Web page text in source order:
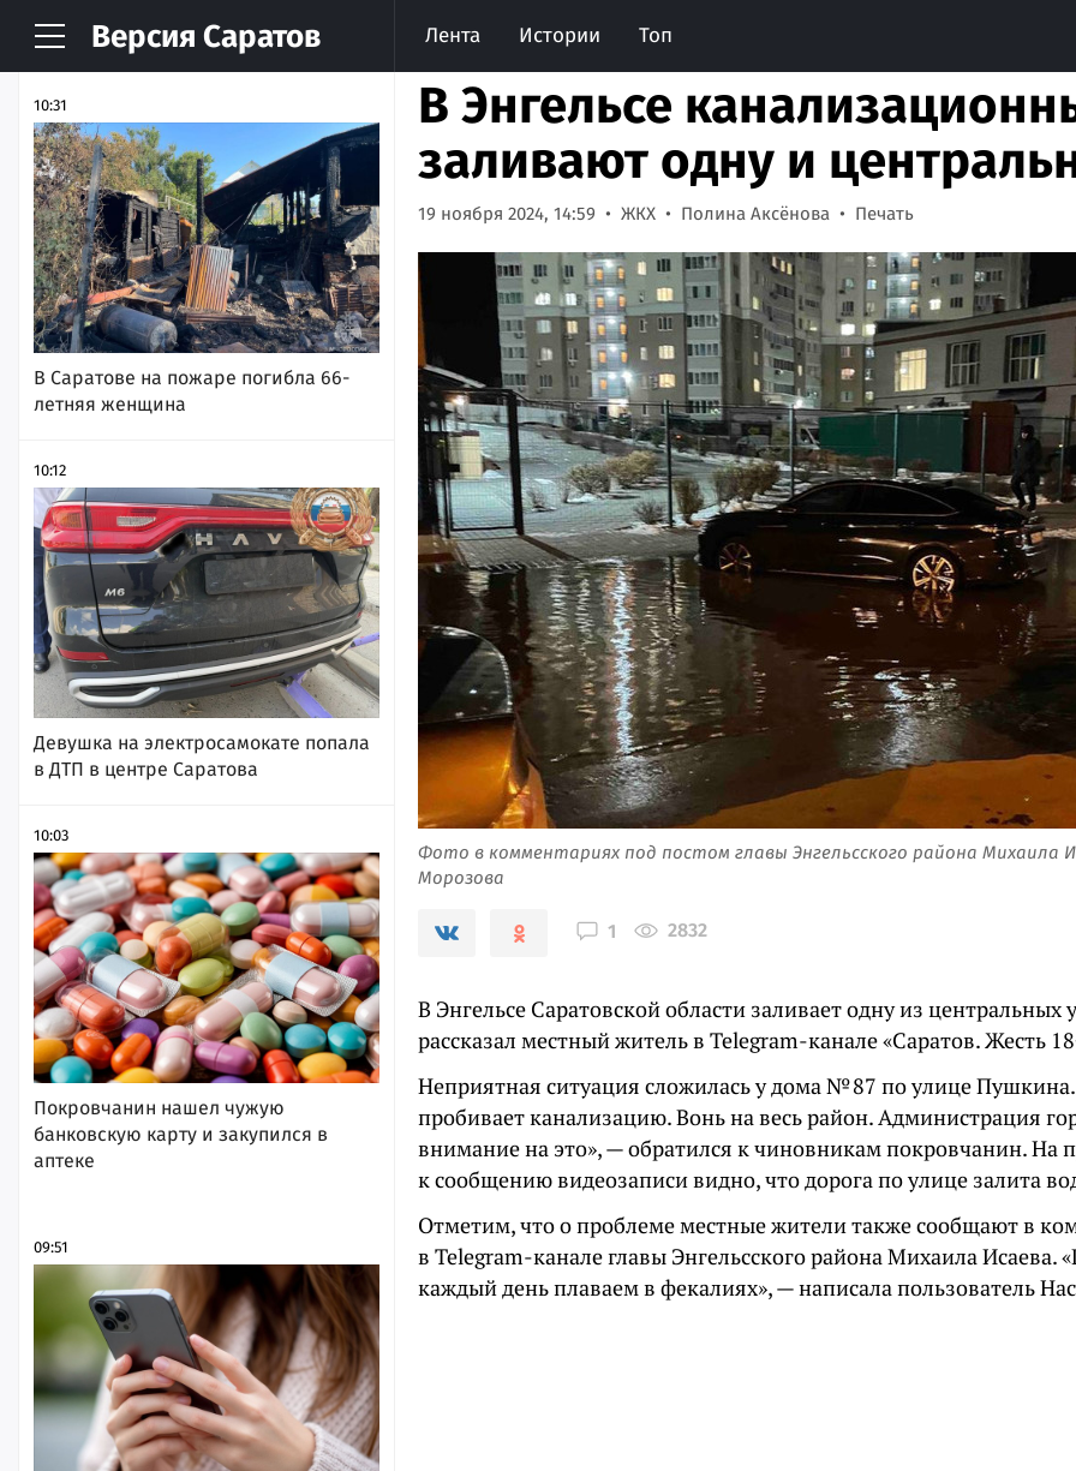
Версия Саратов Лента Истории Топ
НОВОСТИ АРХИВ
10:31
В Саратове на пожаре погибла 66-
летняя женщина
10:12
Девушка на электросамокате попала
в ДТП в центре Саратова
10:03
Покровчанин нашел чужую
банковскую карту и закупился в
аптеке
09:51
В Энгельсе
заливают одну и
19 ноября 2024, 14:59 ЖКХ Полина Аксёнова Печать
Фото в комментариях под постом главы Энгельсского района Михаила
Морозова
1 2832
В Энгельсе Саратовской области заливает одну из центральных
рассказал местный житель в Telegram-канале «Саратов. Жесть
Неприятная ситуация сложилась у дома № 87 по улице
пробивает канализацию. Вонь на весь район. Администрация
внимание на это», — обратился к чиновникам покровчанин. На
к сообщению видеозаписи видно, что дорога по улице залита
Отметим, что о проблеме местные жители также сообщают в
в Telegram-канале главы Энгельсского района Михаила Исаева.
каждый день плаваем в фекалиях», — написала пользователь